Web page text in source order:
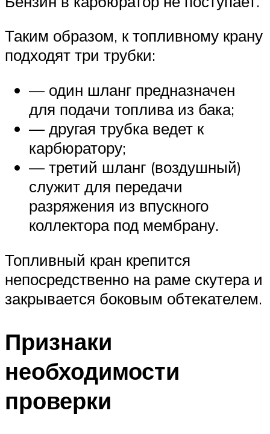
Таким образом, к топливному крану
подходят три трубки:
— один шланг предназначен
для подачи топлива из бака;
— другая трубка ведет к
карбюратору;
— третий шланг (воздушный)
служит для передачи
разряжения из впускного
коллектора под мембрану.
Топливный кран крепится
непосредственно на раме скутера и
закрывается боковым обтекателем.
Признаки
необходимости
проверки